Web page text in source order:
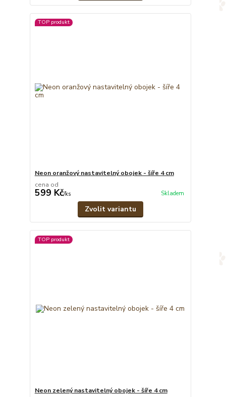
TOP produkt
Neon oranžový nastavitelný obojek - šíře 4 cm
cena od
599 Kč/ks Skladem
Zvolit variantu
TOP produkt
Neon zelený nastavitelný obojek - šíře 4 cm